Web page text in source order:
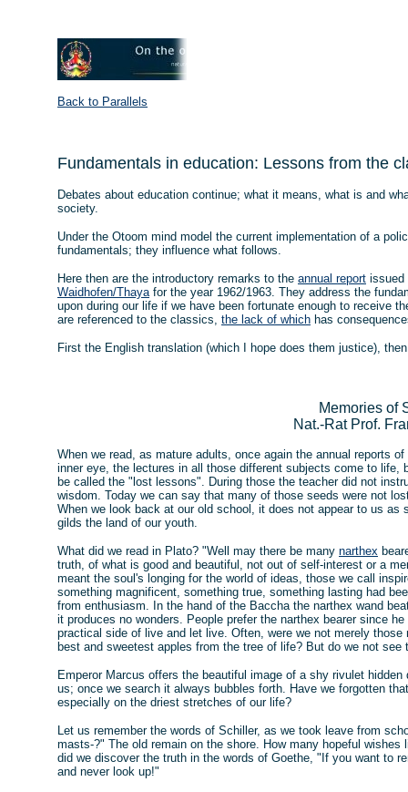
Back to Parallels
Fundamentals in education: Lessons from the
Debates about education continue; what it means, what is and
society.
Under the Otoom mind model the current implementation of a
fundamentals; they influence what follows.
Here then are the introductory remarks to the annual report
Waidhofen/Thayafor the year 1962/1963. They address the
upon during our life if we have been fortunate enough to receive
are referenced to the classics, the lack of which has
First the English translation (which I hope does them justice),
Memories of
Nat.-Rat Prof.
When we read, as mature adults, once again the annual reports
inner eye, the lectures in all those different subjects come to
be called the "lost lessons". During those the teacher did not
wisdom. Today we can say that many of those seeds were not
When we look back at our old school, it does not appear to us
gilds the land of our youth.
What did we read in Plato? "Well may there be many narthex
truth, of what is good and beautiful, not out of self-interest or a
meant the soul's longing for the world of ideas, those we call
something magnificent, something true, something lasting had
from enthusiasm. In the hand of the Baccha the narthex wand
it produces no wonders. People prefer the narthex bearer since
practical side of live and let live. Often, were we not merely
best and sweetest apples from the tree of life? But do we not
Emperor Marcus offers the beautiful image of a shy rivulet
us; once we search it always bubbles forth. Have we forgotten
especially on the driest stretches of our life?
Let us remember the words of Schiller, as we took leave from
masts-?" The old remain on the shore. How many hopeful
did we discover the truth in the words of Goethe, "If you want to
and never look up!"